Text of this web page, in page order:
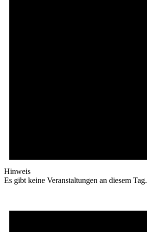
Hinweis
Es gibt keine Veranstaltungen an diesem Tag.